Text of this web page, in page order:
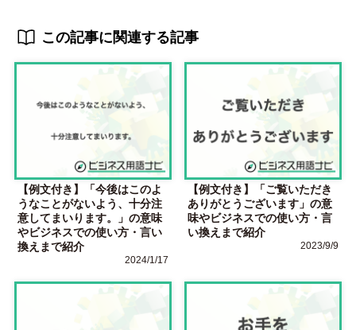
この記事に関連する記事
【例文付き】「今後はこのよ
うなことがないよう、十分注
意してまいります。」の意味
やビジネスでの使い方・言い
換えまで紹介
2024/1/17
【例文付き】「ご覧いただき
ありがとうございます」の意
味やビジネスでの使い方・言
い換えまで紹介
2023/9/9